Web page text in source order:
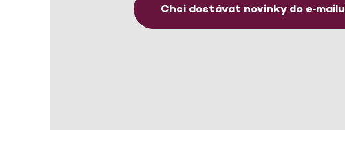
Chci dostávat novinky do e‑mailu